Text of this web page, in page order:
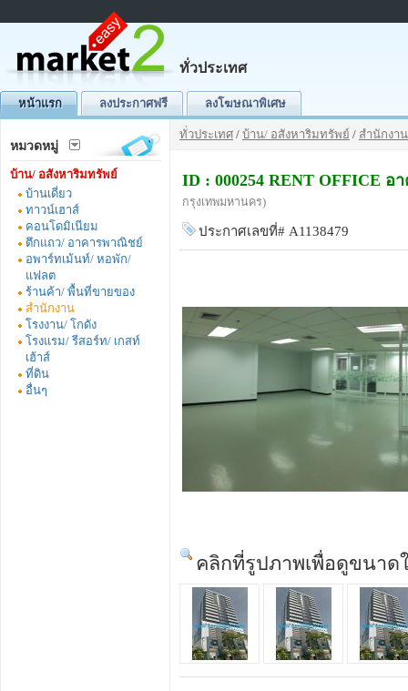
ทั่วประเทศ
หน้าแรก ลงประกาศฟรี ลงโฆษณาพิเศษ
หมวดหมู่
บ้าน/ อสังหาริมทรัพย์
บ้านเดี่ยว
ทาวน์เฮาส์
คอนโดมิเนียม
ตึกแถว/ อาคารพาณิชย์
อพาร์ทเม้นท์/ หอพัก/
แฟลต
ร้านค้า/ พื้นที่ขายของ
สำนักงาน
โรงงาน/ โกดัง
โรงแรม/ รีสอร์ท/ เกสท์
เฮ้าส์
ที่ดิน
อื่นๆ
ทั่วประเทศ / บ้าน/ อสังหาริมทรัพย์ / สำนักงาน
ID : 000254 RENT OFFICE อ
กรุงเทพมหานคร)
ประกาศเลขที่# A1138479
คลิกที่รูปภาพเพื่อดูขนาด